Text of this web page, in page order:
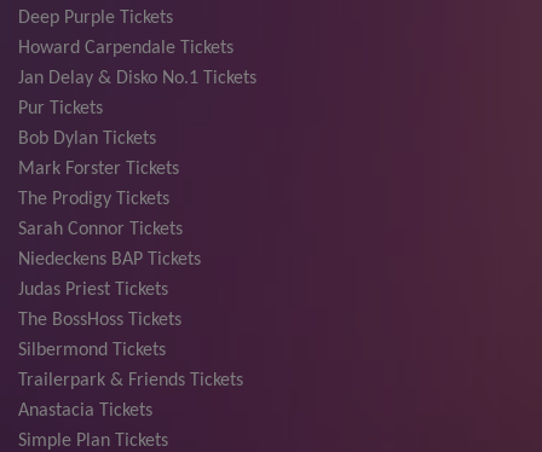
Deep Purple Tickets
Howard Carpendale Tickets
Jan Delay & Disko No.1 Tickets
Pur Tickets
Bob Dylan Tickets
Mark Forster Tickets
The Prodigy Tickets
Sarah Connor Tickets
Niedeckens BAP Tickets
Judas Priest Tickets
The BossHoss Tickets
Silbermond Tickets
Trailerpark & Friends Tickets
Anastacia Tickets
Simple Plan Tickets